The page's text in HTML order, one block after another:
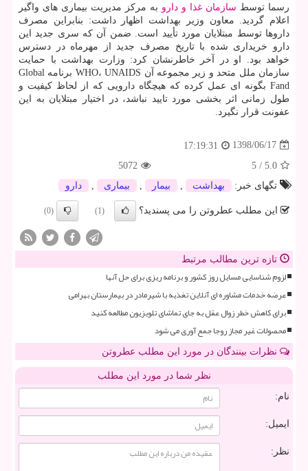
رسما توسط سازمان غذا و دارو به مركز مدیریت بیماری های واگیر
اعلام گردید. معاون وزیر بهداشت اظهار داشت: بنابراین مصرف
داروها توسط مبتلایان مورد تأیید است. ضمن آن كه سری جدید این
دارو خریداری شده با تاریخ مصرف جدید از مهرماه در دسترس
خواهد بود. او در آخر خاطرنشان كرد: وزارت بهداشت با حمایت
سازمان ملل متحد و زیر مجموعه آن WHO، UNAIDS برنامه Global
Fand بگونه ای عمل كرده كه هیچگاه دارویی كه از لحاظ كیفیت و
طول زمانی اثر بخشی مورد تایید نباشد، در اختیار مبتلایان به این
عفونت قرار نگیرد.
1398/06/17
17:19:31
5.0
/
5
5072
تگهای خبر:
بهداشت بیمار بیماری دارو
این مطلب عطروتن را می پسندید؟ (1)
(0)
تازه ترین مطالب مرتبط
لزوم شناسایی مسایل روز کشور و برنامه ریزی برای حل آنها
عرضه خدمات مشاوره ای آنلاین تغذیه با شیرمادر در بیمارستان بهرامی
برای کاهش خطر زوال عقل به جای تماشای تلویزیون مطالعه کنید
محصولات غیر مجاز روجا جمع آوری می شود
نظرات بینندگان در مورد این مطلب عطروتن
نظر شما در مورد این مطلب
نام:
ایمیل:
نظر: